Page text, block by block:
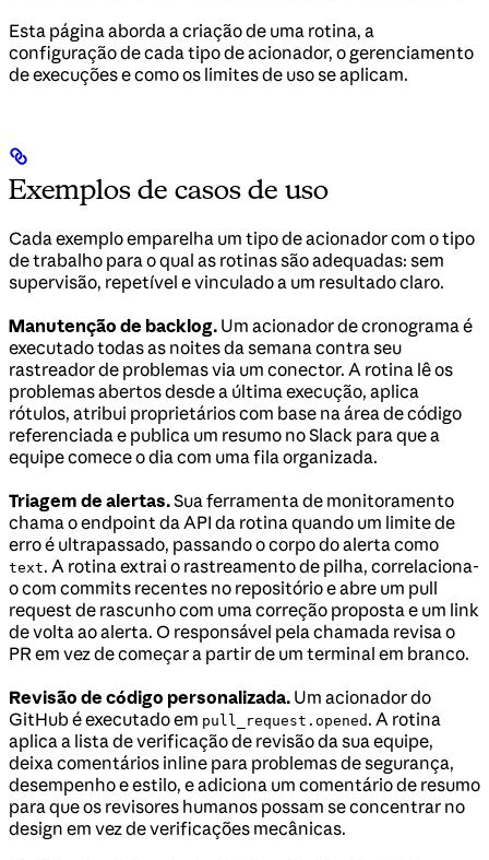
Esta página aborda a criação de uma rotina, a
configuração de cada tipo de acionador, o gerenciamento
de execuções e como os limites de uso se aplicam.
Exemplos de casos de uso
Cada exemplo emparelha um tipo de acionador com o tipo
de trabalho para o qual as rotinas são adequadas: sem
supervisão, repetível e vinculado a um resultado claro.
Manutenção de backlog. Um acionador de cronograma é
executado todas as noites da semana contra seu
rastreador de problemas via um conector. A rotina lê os
problemas abertos desde a última execução, aplica
rótulos, atribui proprietários com base na área de código
referenciada e publica um resumo no Slack para que a
equipe comece o dia com uma fila organizada.
Triagem de alertas.Sua ferramenta de monitoramento
chama o endpoint da API da rotina quando um limite de
erro é ultrapassado, passando o corpo do alerta como
text. A rotina extrai o rastreamento de pilha, correlaciona-
o com commits recentes no repositório e abre um pull
request de rascunho com uma correção proposta e um link
de volta ao alerta. O responsável pela chamada revisa o
PR em vez de começar a partir de um terminal em branco.
Revisão de código personalizada. Um acionador do
GitHub é executado em pull_request.opened . A rotina
aplica a lista de verificação de revisão da sua equipe,
deixa comentários inline para problemas de segurança,
desempenho e estilo, e adiciona um comentário de resumo
para que os revisores humanos possam se concentrar no
design em vez de verificações mecânicas.